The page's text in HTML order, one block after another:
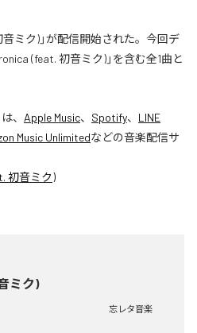
ミク)」が配信開始された。今回デ
(feat. 初音ミク)」を含む全1曲と
は、 Apple Music、 Spotify、 LINE
Music Unlimitedなどの音楽配信サ
初音ミク)
ミク)
忘レタ音楽